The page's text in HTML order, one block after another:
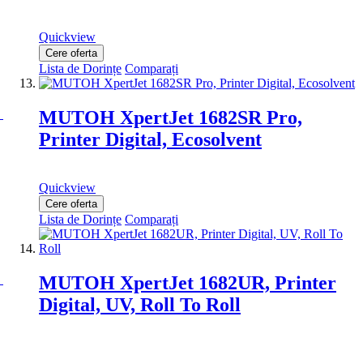
Quickview
Cere oferta
Lista de Dorințe Comparați
MUTOH XpertJet 1682SR Pro,
Printer Digital, Ecosolvent
Quickview
Cere oferta
Lista de Dorințe Comparați
MUTOH XpertJet 1682UR, Printer
Digital, UV, Roll To Roll